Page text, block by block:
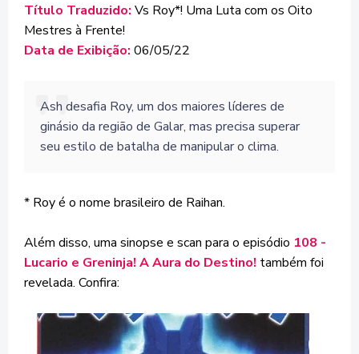
Título Traduzido: Vs Roy*! Uma Luta com os Oito
Mestres à Frente!
Data de Exibição: 06/05/22
Ash desafia Roy, um dos maiores líderes de
ginásio da região de Galar, mas precisa superar
seu estilo de batalha de manipular o clima.
* Roy é o nome brasileiro de Raihan.
Além disso, uma sinopse e scan para o episódio 108 -
Lucario e Greninja! A Aura do Destino! também foi
revelada. Confira: